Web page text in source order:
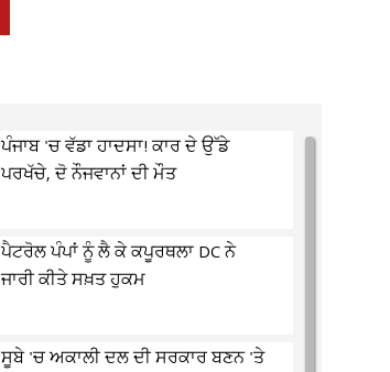
ਪੰਜਾਬ 'ਚ ਵੱਡਾ ਹਾਦਸਾ! ਕਾਰ ਦੇ ਉੱਡੇ
ਪਰਖੱਚੇ, ਦੋ ਨੌਜਵਾਨਾਂ ਦੀ ਮੌਤ
ਪੈਟਰੋਲ ਪੰਪਾਂ ਨੂੰ ਲੈ ਕੇ ਕਪੂਰਥਲਾ DC ਨੇ
ਜਾਰੀ ਕੀਤੇ ਸਖ਼ਤ ਹੁਕਮ
ਸੂਬੇ 'ਚ ਅਕਾਲੀ ਦਲ ਦੀ ਸਰਕਾਰ ਬਣਨ 'ਤੇ